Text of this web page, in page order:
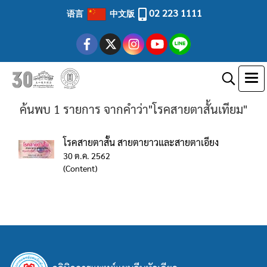
语言 中文版 02 223 1111
ค้นพบ 1 รายการ จากคำว่า"โรคสายตาสั้นเทียม"
โรคสายตาสั้น สายตายาวและสายตาเอียง
30 ต.ค. 2562
(Content)